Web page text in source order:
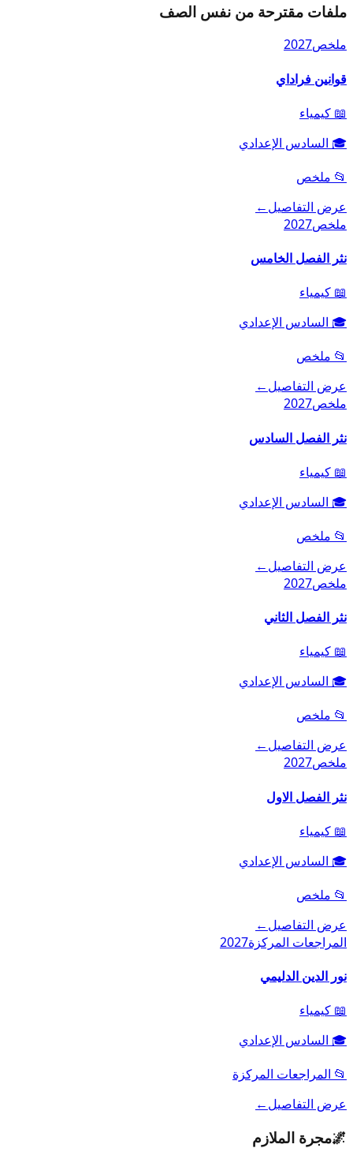
ملفات مقترحة من نفس الصف
ملخص2027
قوانين فراداي
📖 كيمياء
🎓 السادس الإعدادي
📂 ملخص
عرض التفاصيل←
ملخص2027
نثر الفصل الخامس
📖 كيمياء
🎓 السادس الإعدادي
📂 ملخص
عرض التفاصيل←
ملخص2027
نثر الفصل السادس
📖 كيمياء
🎓 السادس الإعدادي
📂 ملخص
عرض التفاصيل←
ملخص2027
نثر الفصل الثاني
📖 كيمياء
🎓 السادس الإعدادي
📂 ملخص
عرض التفاصيل←
ملخص2027
نثر الفصل الاول
📖 كيمياء
🎓 السادس الإعدادي
📂 ملخص
عرض التفاصيل←
المراجعات المركزة2027
نور الدين الدليمي
📖 كيمياء
🎓 السادس الإعدادي
📂 المراجعات المركزة
عرض التفاصيل←
🌌مجرة الملازم